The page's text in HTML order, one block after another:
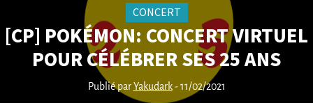
CONCERT
[CP] POKÉMON: CONCERT VIRTUEL
POUR CÉLÉBRER SES 25 ANS
Publié parYakudark- 11/02/2021